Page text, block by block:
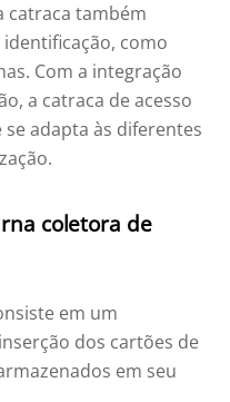
catraca também
como
Com a integração
a catraca de acesso
adapta às diferentes
coletora de
em um
dos cartões de
em seu